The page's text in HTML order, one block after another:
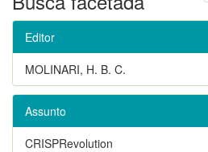
Editor
MOLINARI, H. B. C.
Assunto
CRISPRevolution